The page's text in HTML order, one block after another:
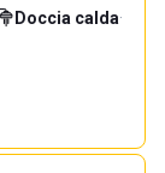
Doccia calda·